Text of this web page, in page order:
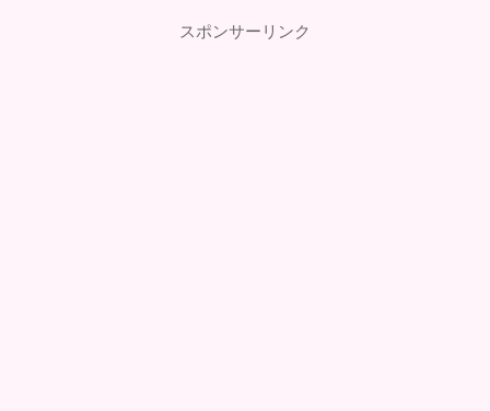
スポンサーリンク